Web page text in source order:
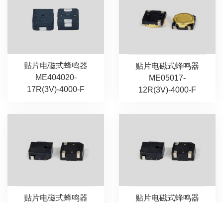
贴片电磁式蜂鸣器
ME404020-
17R(3V)-4000-F
贴片电磁式蜂鸣器
ME05017-
12R(3V)-4000-F
贴片电磁式蜂鸣器
贴片电磁式蜂鸣器